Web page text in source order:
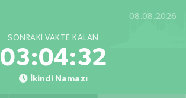
08.08.2026
SONRAKI VAKTE KALAN
03:04:30
İkindi Namazı